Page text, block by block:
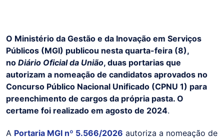
O Ministério da Gestão e da Inovação em Serviços
Públicos (MGI) publicou nesta quarta-feira (8),
no Diário Oficial da União, duas portarias que
autorizam a nomeação de candidatos aprovados no
Concurso Público Nacional Unificado (CPNU 1) para
preenchimento de cargos da própria pasta. O
certame foi realizado em agosto de 2024.
A Portaria MGI nº 5.566/2026 autoriza a nomeação de